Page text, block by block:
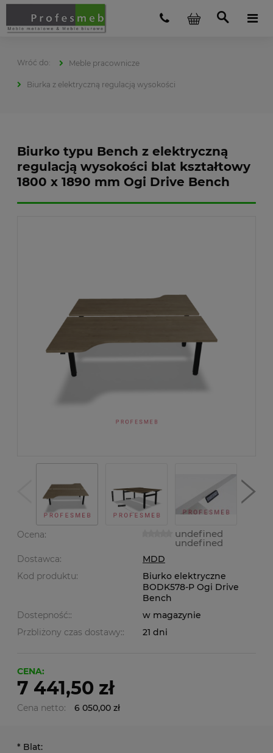
Meble pracownicze
Biurka z elektryczną regulacją wysokości
Biurko typu Bench z elektryczną
regulacją wysokości blat kształtowy
1800 x 1890 mm Ogi Drive Bench
Ocena: undefined
undefined
Dostawca:
MDD
Kod produktu:
Biurko elektryczne
BODK578-P Ogi Drive
Bench
Dostepność::
w magazynie
Przbliżony czas dostawy::
21 dni
CENA:
7 441,50 zł
Cena netto: 6 050,00 zł
* Blat: